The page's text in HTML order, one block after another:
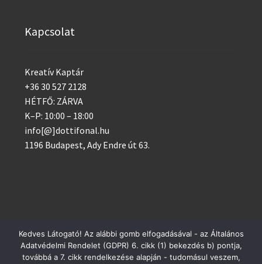
Postai csomagküldés szerdánként, GLS minden nap!
Kapcsolat
Kreatív Kaptár
+36 30 527 2128
HÉTFŐ: ZÁRVA
K–P: 10:00 – 18:00
info[@]dottifonal.hu
1196 Budapest, Ady Endre út 63.
© 2014 - 2023 Kreatív Kaptár
Adatvédelem
Kedves Látogató! Az alábbi gomb elfogadásával - az Általános
Adatvédelmi Rendelet (GDPR) 6. cikk (1) bekezdés b) pontja,
továbbá a 7. cikk rendelkezése alapján - tudomásul veszem,